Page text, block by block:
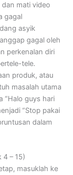
mati video
gagal
asyik
gagal oleh
perkenalan diri
tele.
produk, atau
masalah utama
“Halo guys hari
“Stop pakai
dalam
4 – 15)
masuklah ke